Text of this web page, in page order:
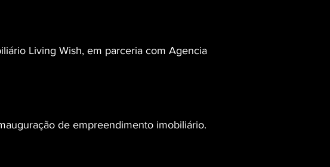
Living Wish, em parceria com Agencia
de empreendimento imobiliário.